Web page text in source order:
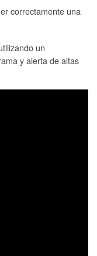
correctamente una
un
y alerta de altas